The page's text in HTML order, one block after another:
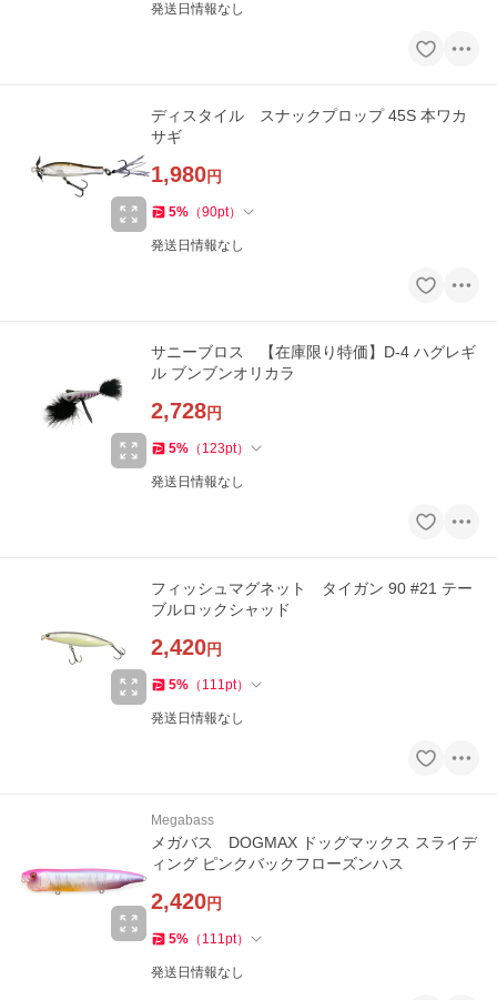
発送日情報なし
ディスタイル スナックプロップ 45S 本ワカ
サギ
1,980円
5% （90pt）
発送日情報なし
サニーブロス 【在庫限り特価】D-4 ハグレギ
ル ブンブンオリカラ
2,728円
5% （ 123pt）
発送日情報なし
フィッシュマグネット タイガン 90 #21 テー
ブルロックシャッド
2,420円
5% （ 111pt）
発送日情報なし
Megabass
メガバス DOGMAX ドッグマックス スライデ
ィング ピンクバックフローズンハス
2,420円
5% （ 111pt）
発送日情報なし